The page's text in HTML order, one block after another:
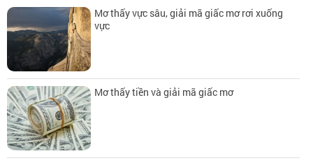
Mơ thấy vực sâu, giải mã giấc mơ rơi xuống
vực
Mơ thấy tiền và giải mã giấc mơ